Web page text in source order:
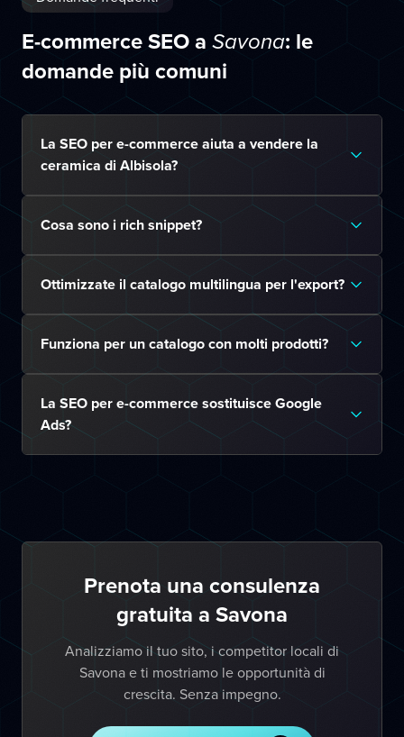
E-commerce SEO a Savona: le
domande più comuni
La SEO per e-commerce aiuta a vendere la
ceramica di Albisola?
Cosa sono i rich snippet?
Ottimizzate il catalogo multilingua per l'export?
Funziona per un catalogo con molti prodotti?
La SEO per e-commerce sostituisce Google
Ads?
Prenota una consulenza
gratuita a Savona
Analizziamo il tuo sito, i competitor locali di
Savona e ti mostriamo le opportunità di
crescita. Senza impegno.